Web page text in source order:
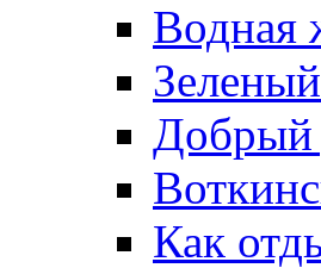
Водная
Добрый
Как